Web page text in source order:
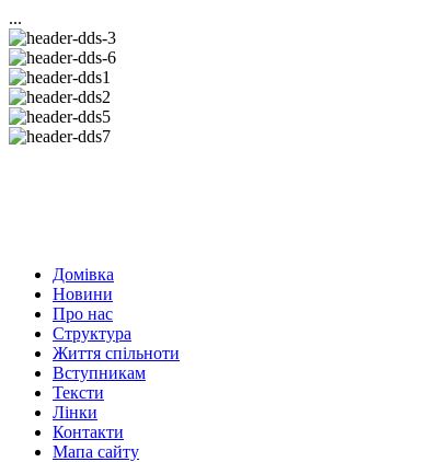
...
Домівка
Новини
Про нас
Структура
Життя спільноти
Вступникам
Тексти
Лінки
Контакти
Мапа сайту